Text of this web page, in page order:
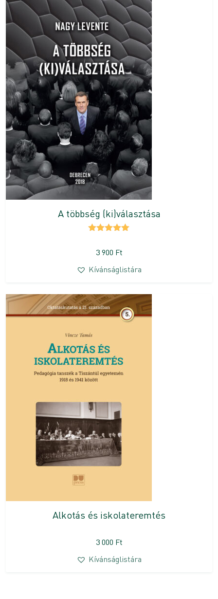
A többség (ki)választása
3 900 Ft
Kívánságlistára
Alkotás és iskolateremtés
3 000 Ft
Kívánságlistára